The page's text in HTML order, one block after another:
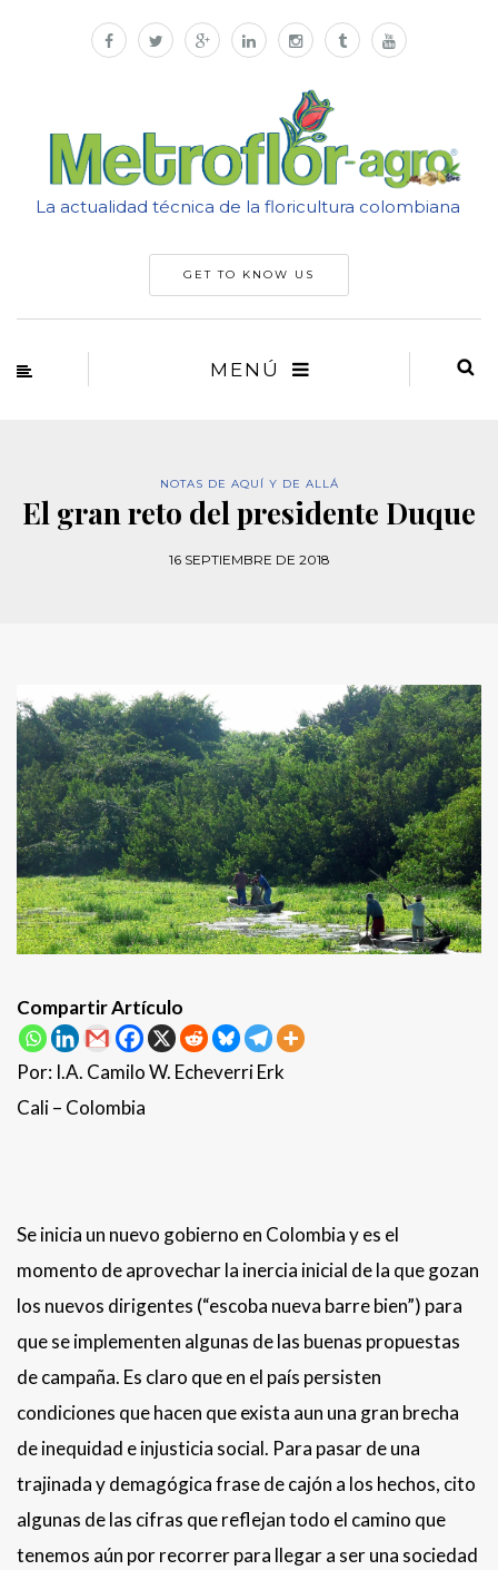
La actualidad técnica de la floricultura colombiana
GET TO KNOW US
MENÚ
NOTAS DE AQUÍ Y DE ALLÁ
El gran reto del presidente Duque
16 SEPTIEMBRE DE 2018
Compartir Artículo
Por: I.A. Camilo W. Echeverri Erk
Cali – Colombia
Se inicia un nuevo gobierno en Colombia y es el
momento de aprovechar la inercia inicial de la que gozan
los nuevos dirigentes (“escoba nueva barre bien”) para
que se implementen algunas de las buenas propuestas
de campaña. Es claro que en el país persisten
condiciones que hacen que exista aun una gran brecha
de inequidad e injusticia social. Para pasar de una
trajinada y demagógica frase de cajón a los hechos, cito
algunas de las cifras que reflejan todo el camino que
tenemos aún por recorrer para llegar a ser una sociedad